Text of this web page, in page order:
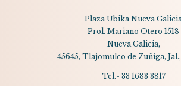
Plaza Ubika Nueva
Prol. Mariano Otero 1518
Nueva Galicia,
45645, Tlajomulco de Zuñiga,
Tel.- 33 1683 3817